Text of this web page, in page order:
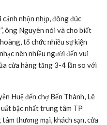
nhộn nhịp, đông đúc
ông Nguyên nói và cho biết
tổ chức nhiều sự kiện
nên nhiều người đến vui
cửa hàng tăng 3-4 lần so với
Huệ đến chợ Bến Thành, Lê
bậc nhất trung tâm TP
thương mại, khách sạn, cửa